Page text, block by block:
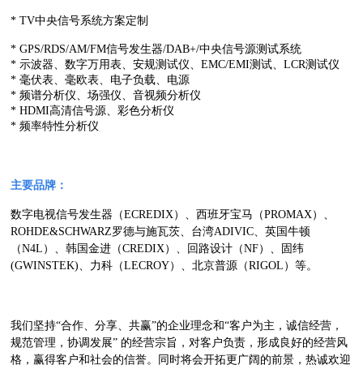
* TV中央信号系统方案定制
* GPS/RDS/AM/FM信号发生器/DAB+/中央信号源测试系统
* 示波器、数字万用表、安规测试仪、EMC/EMI测试、LCR测试仪
* 毫伏表、毫欧表、电子负载、电源
* 频谱分析仪、场强仪、音视频分析仪
* HDMI高清信号源、彩色分析仪
* 频率特性分析仪
主要品牌：
数字电视信号发生器（ECREDIX）、西班牙宝马（PROMAX）、
ROHDE&SCHWARZ罗德与施瓦茨、台湾ADIVIC、英国牛顿
（N4L）、韩国金进（CREDIX）、回路设计（NF）、固纬
(GWINSTEK)、力科（LECROY）、北京普源（RIGOL）等。
我们坚持“合作、分享、共赢”的企业理念和“客户为主，诚信经营，
规范管理，协调发展” 的经营宗旨，对客户负责，形成良好的经营风
格，赢得客户和社会的信誉。同时将会开拓更广阔的前景，热诚欢迎